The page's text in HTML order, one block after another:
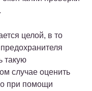
целой, в то
такую
случае оценить
при помощи